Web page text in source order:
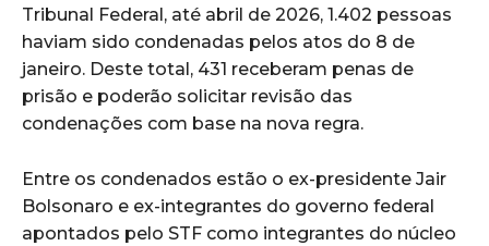
Tribunal Federal, até abril de 2026, 1.402 pessoas
haviam sido condenadas pelos atos do 8 de
janeiro. Deste total, 431 receberam penas de
prisão e poderão solicitar revisão das
condenações com base na nova regra.
Entre os condenados estão o ex-presidente Jair
Bolsonaro e ex-integrantes do governo federal
apontados pelo STF como integrantes do núcleo